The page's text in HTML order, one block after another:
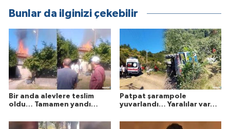
Bunlar da ilginizi çekebilir
Bir anda alevlere teslim
oldu… Tamamen yandı…
Patpat şarampole
yuvarlandı… Yaralılar var…